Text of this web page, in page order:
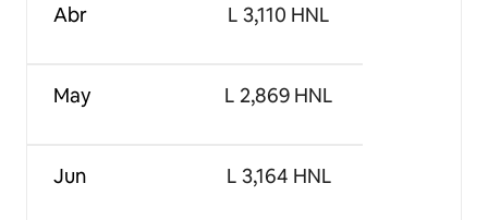
Abr
May
Jun
L 3,110 HNL
L 2,869 HNL
L 3,164 HNL